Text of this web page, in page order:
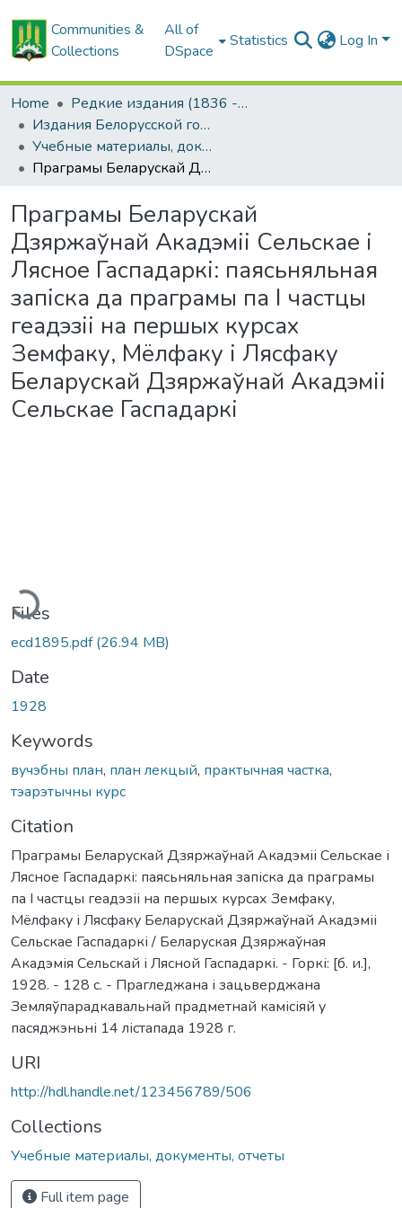
Communities &
Collections
All of
DSpace
Statistics Log In
Home
Редкие издания (1836 - 1940 гг.)
Издания Белорусской государственной сельскохозяйственной академии
Учебные материалы, документы, отчеты
Праграмы Беларускай Дзяржаўнай Акадэміі Сельскае і Лясное Гаспадаркі: паясьняльная запіска да праграмы па I частцы геадэзіі на першых курсах Земфаку, Мёлфаку і Лясфаку Беларускай Дзяржаўнай Акадэміі Сельскае Гаспадаркі
Праграмы Беларускай
Дзяржаўнай Акадэміі Сельскае і
Лясное Гаспадаркі: паясьняльная
запіска да праграмы па I частцы
геадэзіі на першых курсах
Земфаку, Мёлфаку і Лясфаку
Беларускай Дзяржаўнай Акадэміі
Сельскае Гаспадаркі
Files
ecd1895.pdf(26.94 MB)
Date
1928
Keywords
вучэбны план, план лекцый, практычная частка,
тэарэтычны курс
Citation
Праграмы Беларускай Дзяржаўнай Акадэміі Сельскае і
Лясное Гаспадаркі: паясьняльная запіска да праграмы
па I частцы геадэзіі на першых курсах Земфаку,
Мёлфаку і Лясфаку Беларускай Дзяржаўнай Акадэміі
Сельскае Гаспадаркі / Беларуская Дзяржаўная
Акадэмія Сельскай і Лясной Гаспадаркі. - Горкі: [б. и.],
1928. - 128 с. - Прагледжана і зацьверджана
Земляўпарадкавальнай прадметнай камісіяй у
пасяджэньні 14 лістапада 1928 г.
URI
http://hdl.handle.net/123456789/506
Collections
Учебные материалы, документы, отчеты
Full item page